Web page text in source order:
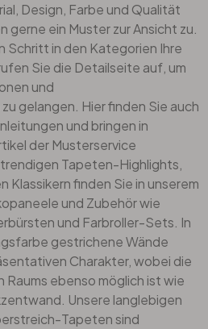
Design, Farbe und Qualität
gerne ein Muster zur Ansicht zu.
Schritt in den Kategorien Ihre
Sie die Detailseite auf, um
und
gelangen. Hier finden Sie auch
und bringen in
der Musterservice
Tapeten-Highlights,
Klassikern finden Sie in unserem
und Zubehör wie
und Farbroller-Sets. In
gestrichene Wände
Charakter, wobei die
ebenso möglich ist wie
Unsere langlebigen
Tapeten sind